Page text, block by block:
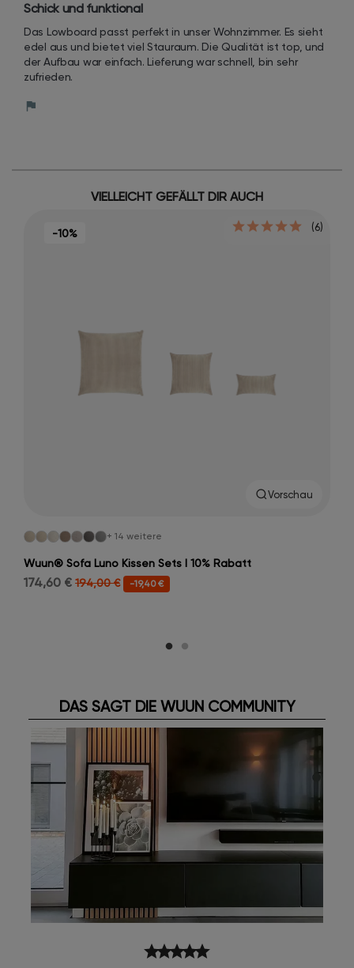
Schick und funktional
Das Lowboard passt perfekt in unser Wohnzimmer. Es sieht
edel aus und bietet viel Stauraum. Die Qualität ist top, und
der Aufbau war einfach. Lieferung war schnell, bin sehr
zufrieden.
VIELLEICHT GEFÄLLT DIR AUCH
-10%
Vorschau
+ 14 weitere
Wuun® Sofa Luno Kissen Sets I 10% Rabatt
174,60 € 194,00 € -19,40 €
(6)
DAS SAGT DIE WUUN COMMUNITY
starstarstarstarstar